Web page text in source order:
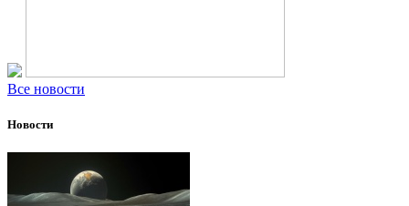
Все новости
Новости